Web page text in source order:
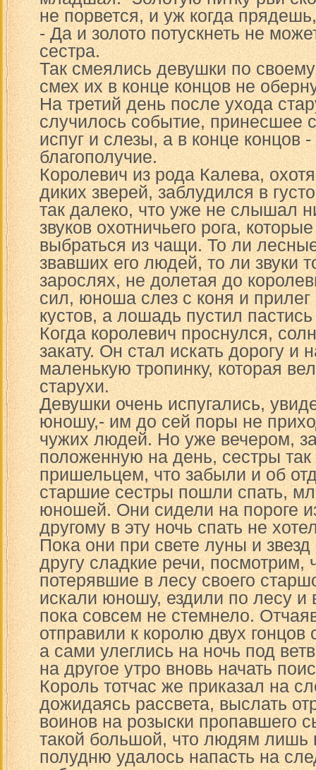
не порвется, и уж когда
- Да и золото потускнеть не
сестра.
Так смеялись девушки по
смех их в конце концов не
На третий день после ухода
случилось событие, принесшее
испуг и слезы, а в конце концов -
благополучие.
Королевич из рода Калева,
диких зверей, заблудился в
так далеко, что уже не слышал
звуков охотничьего рога,
выбраться из чащи. То ли
звавших его людей, то ли звуки
зарослях, не долетая до
сил, юноша слез с коня и прилег
кустов, а лошадь пустил
Когда королевич проснулся,
закату. Он стал искать дорогу и
маленькую тропинку, которая
старухи.
Девушки очень испугались,
юношу,- им до сей поры не
чужих людей. Но уже вечером,
положенную на день, сестры
пришельцем, что забыли и об
старшие сестры пошли спать,
юношей. Они сидели на пороге
другому в эту ночь спать не
Пока они при свете луны и
другу сладкие речи, посмотрим,
потерявшие в лесу своего
искали юношу, ездили по лесу и
пока совсем не стемнело.
отправили к королю двух гонцов
а сами улеглись на ночь под
на другое утро вновь начать
Король тотчас же приказал на
дожидаясь рассвета, выслать
воинов на розыски пропавшего
такой большой, что людям лишь
полудню удалось напасть на